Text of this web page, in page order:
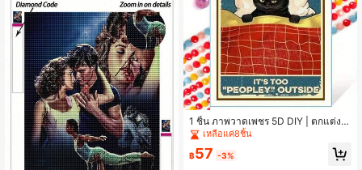
1 ชิ้น ภาพวาดเพชร 5D DIY | ตกแต่งผ
นังสัตว์ ศิลปะเพชร 5D DIY งานปักโมเส
ก ภาพลูกแมวน่ารักนอนบนเตียง ชุดภา
พวาดเพชร DIY ศิลปะเพชรผ่อนคลาย ฝึ
เหลือแค่8ชิ้น
฿57 -3%